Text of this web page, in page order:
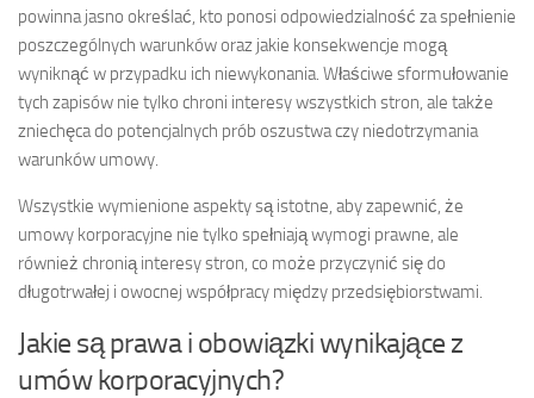
powinna jasno określać, kto ponosi odpowiedzialność za spełnienie
poszczególnych warunków oraz jakie konsekwencje mogą
wyniknąć w przypadku ich niewykonania. Właściwe sformułowanie
tych zapisów nie tylko chroni interesy wszystkich stron, ale także
zniechęca do potencjalnych prób oszustwa czy niedotrzymania
warunków umowy.
Wszystkie wymienione aspekty są istotne, aby zapewnić, że
umowy korporacyjne nie tylko spełniają wymogi prawne, ale
również chronią interesy stron, co może przyczynić się do
długotrwałej i owocnej współpracy między przedsiębiorstwami.
Jakie są prawa i obowiązki wynikające z
umów korporacyjnych?